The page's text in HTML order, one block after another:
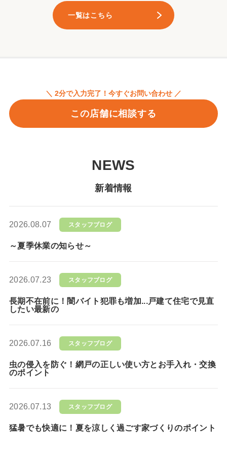
一覧はこちら
＼ 2分で入力完了！今すぐお問い合わせ ／
この店舗に相談する
NEWS
新着情報
2026.08.07 スタッフブログ
～夏季休業の知らせ～
2026.07.23 スタッフブログ
長期不在前に！闇バイト犯罪も増加...戸建て住宅で見直
したい最新の
2026.07.16 スタッフブログ
虫の侵入を防ぐ！網戸の正しい使い方とお手入れ・交換
のポイント
2026.07.13 スタッフブログ
猛暑でも快適に！夏を涼しく過ごす家づくりのポイント